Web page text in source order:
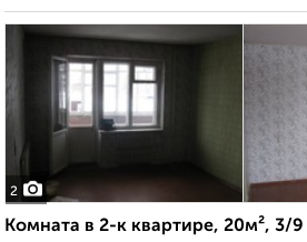
2
Комната в 2-к квартире, 20м², 3/